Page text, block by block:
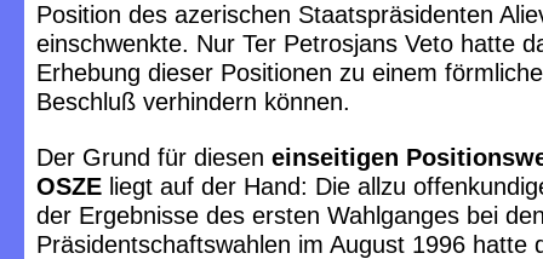
Position des azerischen Staatspräsidenten
einschwenkte. Nur Ter Petrosjans Veto hatte
Erhebung dieser Positionen zu einem
Beschluß verhindern können.
Der Grund für diesen einseitigen
OSZE liegt auf der Hand: Die allzu
der Ergebnisse des ersten Wahlganges bei
Präsidentschaftswahlen im August 1996 hatte